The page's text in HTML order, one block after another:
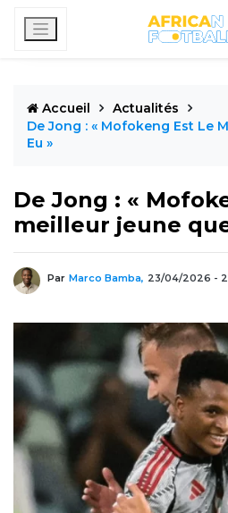
Accueil
Actualités
De Jong : « Mofokeng Est Le
Eu »
De Jong : «
meilleur jeune
Par Marco Bamba, 23/04/2026 -